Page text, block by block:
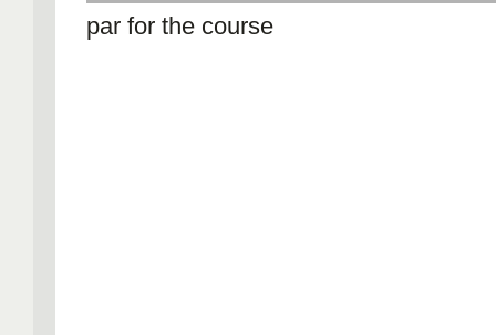
par for the course